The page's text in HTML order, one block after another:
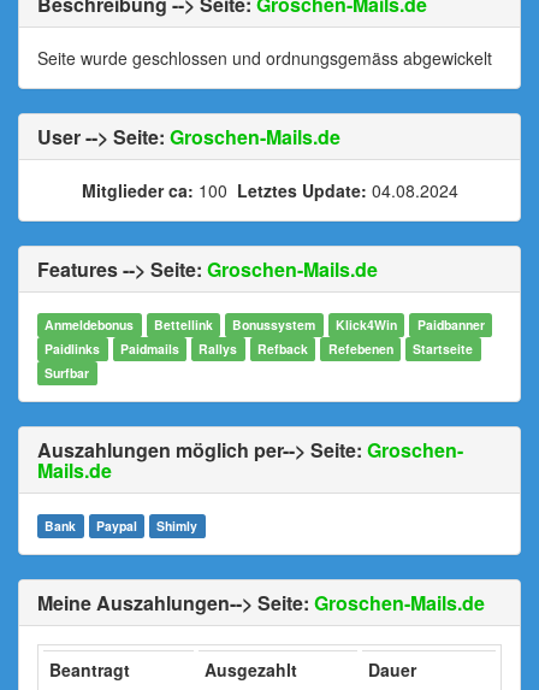
Seite wurde geschlossen und ordnungsgemäss abgewickelt
User --> Seite: Groschen-Mails.de
Mitglieder ca: 100 Letztes Update: 04.08.2024
Features --> Seite: Groschen-Mails.de
Anmeldebonus Bettellink Bonussystem Klick4Win
Paidbanner
Paidlinks
Paidmails Rallys Refback Refebenen
Startseite
Surfbar
Auszahlungen möglich per--> Seite: Groschen-
Mails.de
Bank Paypal Shimly
Meine Auszahlungen--> Seite: Groschen-Mails.de
Beantragt Ausgezahlt
Dauer